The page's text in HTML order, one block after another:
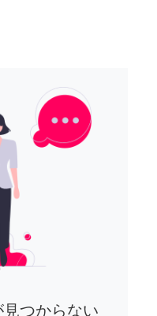
つからない